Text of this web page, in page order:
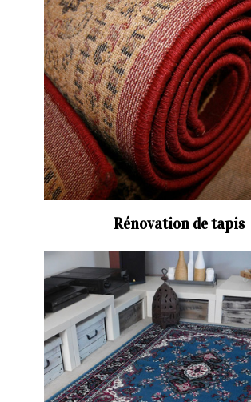
Rénovation de tapis